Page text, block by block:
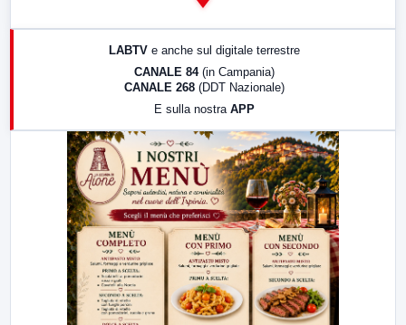
LabNews (replica)
LABTV e anche sul digitale terrestre
CANALE 84 (in Campania)
CANALE 268 (DDT Nazionale)
E sulla nostra APP